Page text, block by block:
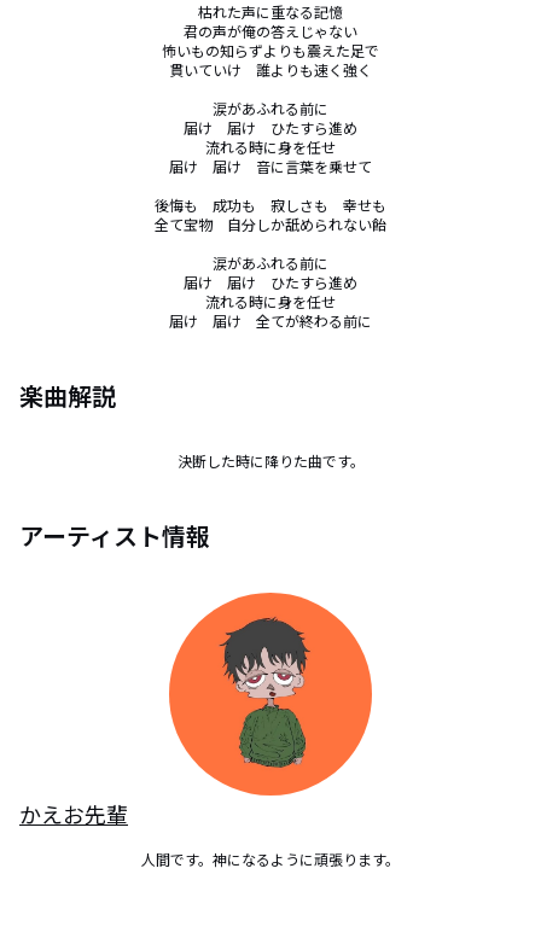
枯れた声に重なる記憶
君の声が俺の答えじゃない
怖いもの知らずよりも震えた足で
貫いていけ　誰よりも速く強く
涙があふれる前に
届け　届け　ひたすら進め
流れる時に身を任せ
届け　届け　音に言葉を乗せて
後悔も　成功も　寂しさも　幸せも
全て宝物　自分しか舐められない飴
涙があふれる前に
届け　届け　ひたすら進め
流れる時に身を任せ
届け　届け　全てが終わる前に
楽曲解説
決断した時に降りた曲です。
アーティスト情報
かえお先輩
人間です。神になるように頑張ります。